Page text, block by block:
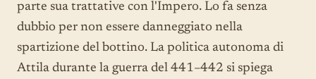
parte sua trattative con l'Impero. Lo fa senza
dubbio per non essere danneggiato nella
spartizione del bottino. La politica autonoma di
Attila durante la guerra del 441–442 si spiega